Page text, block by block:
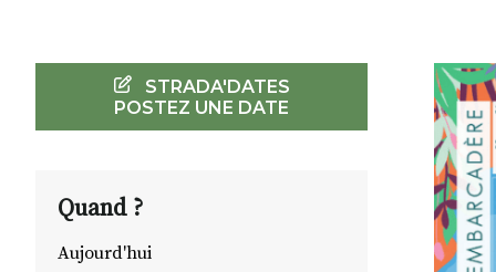
STRADA'DATES
POSTEZ UNE DATE
Quand ?
Aujourd'hui